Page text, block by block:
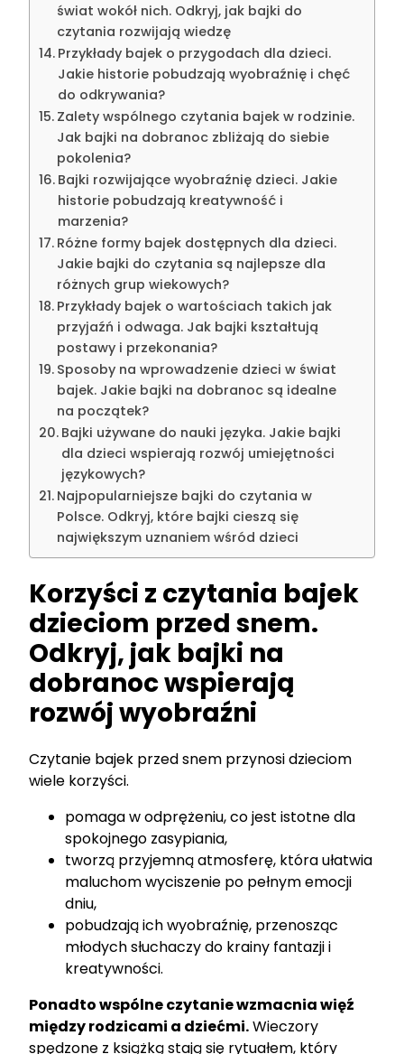
świat wokół nich. Odkryj, jak bajki do
czytania rozwijają wiedzę
Przykłady bajek o przygodach dla dzieci.
Jakie historie pobudzają wyobraźnię i chęć
do odkrywania?
Zalety wspólnego czytania bajek w rodzinie.
Jak bajki na dobranoc zbliżają do siebie
pokolenia?
Bajki rozwijające wyobraźnię dzieci. Jakie
historie pobudzają kreatywność i
marzenia?
Różne formy bajek dostępnych dla dzieci.
Jakie bajki do czytania są najlepsze dla
różnych grup wiekowych?
Przykłady bajek o wartościach takich jak
przyjaźń i odwaga. Jak bajki kształtują
postawy i przekonania?
Sposoby na wprowadzenie dzieci w świat
bajek. Jakie bajki na dobranoc są idealne
na początek?
Bajki używane do nauki języka. Jakie bajki
dla dzieci wspierają rozwój umiejętności
językowych?
Najpopularniejsze bajki do czytania w
Polsce. Odkryj, które bajki cieszą się
największym uznaniem wśród dzieci
Korzyści z czytania bajek
dzieciom przed snem.
Odkryj, jak bajki na
dobranoc wspierają
rozwój wyobraźni
Czytanie bajek przed snem przynosi dzieciom
wiele korzyści.
pomaga w odprężeniu, co jest istotne dla
spokojnego zasypiania,
tworzą przyjemną atmosferę, która ułatwia
maluchom wyciszenie po pełnym emocji
dniu,
pobudzają ich wyobraźnię, przenosząc
młodych słuchaczy do krainy fantazji i
kreatywności.
Ponadto wspólne czytanie wzmacnia więź
między rodzicami a dziećmi.Wieczory
spędzone z książką stają się rytuałem, który